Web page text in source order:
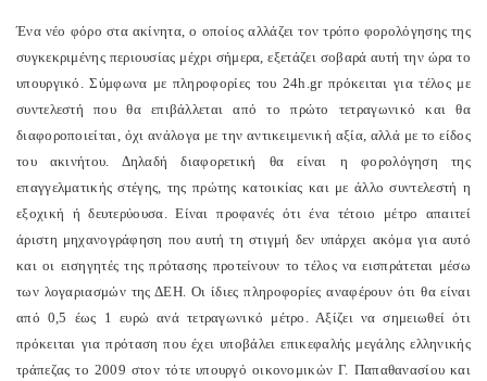
Ένα νέο φόρο στα ακίνητα, ο οποίος αλλάζει τον τρόπο φορολόγησης της
συγκεκριμένης περιουσίας μέχρι σήμερα, εξετάζει σοβαρά αυτή την ώρα το
υπουργικό. Σύμφωνα με πληροφορίες του 24h.gr πρόκειται για τέλος με
συντελεστή που θα επιβάλλεται από το πρώτο τετραγωνικό και θα
διαφοροποιείται, όχι ανάλογα με την αντικειμενική αξία, αλλά με το είδος
του ακινήτου. Δηλαδή διαφορετική θα είναι η φορολόγηση της
επαγγελματικής στέγης, της πρώτης κατοικίας και με άλλο συντελεστή η
εξοχική ή δευτερύουσα. Είναι προφανές ότι ένα τέτοιο μέτρο απαιτεί
άριστη μηχανογράφηση που αυτή τη στιγμή δεν υπάρχει ακόμα για αυτό
και οι εισηγητές της πρότασης προτείνουν το τέλος να εισπράτεται μέσω
των λογαριασμών της ΔΕΗ. Οι ίδιες πληροφορίες αναφέρουν ότι θα είναι
από 0,5 έως 1 ευρώ ανά τετραγωνικό μέτρο. Αξίζει να σημειωθεί ότι
πρόκειται για πρόταση που έχει υποβάλει επικεφαλής μεγάλης ελληνικής
τράπεζας το 2009 στον τότε υπουργό οικονομικών Γ. Παπαθανασίου και